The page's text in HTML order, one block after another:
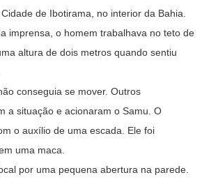
de Ibotirama, no interior da Bahia.
imprensa, o homem trabalhava no teto de
altura de dois metros quando sentiu
conseguia se mover. Outros
a situação e acionaram o Samu. O
o auxílio de uma escada. Ele foi
uma maca.
por uma pequena abertura na parede.